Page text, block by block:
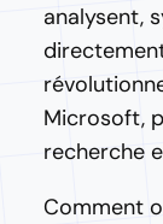
analysent,
Microsoft,
recherche
Comment